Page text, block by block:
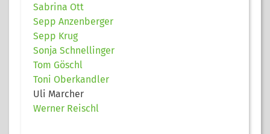
Sabrina Ott
Sepp Anzenberger
Sepp Krug
Sonja Schnellinger
Tom Göschl
Toni Oberkandler
Uli Marcher
Werner Reischl